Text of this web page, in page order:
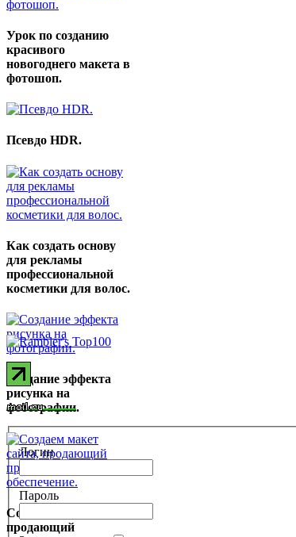
Урок по созданию
красивого
новогоднего макета в
фотошоп.
Псевдо HDR.
Как создать основу
для рекламы
профессиональной
косметики для волос.
Создание эффекта
рисунка на
фотографии.
Создаем макет сайта,
продающий
Логин
Пароль